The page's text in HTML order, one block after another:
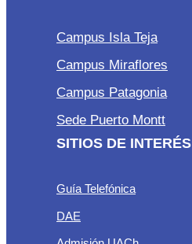
Campus Isla Teja
Campus Miraflores
Campus Patagonia
Sede Puerto Montt
SITIOS DE INTERÉS
Guía Telefónica
DAE